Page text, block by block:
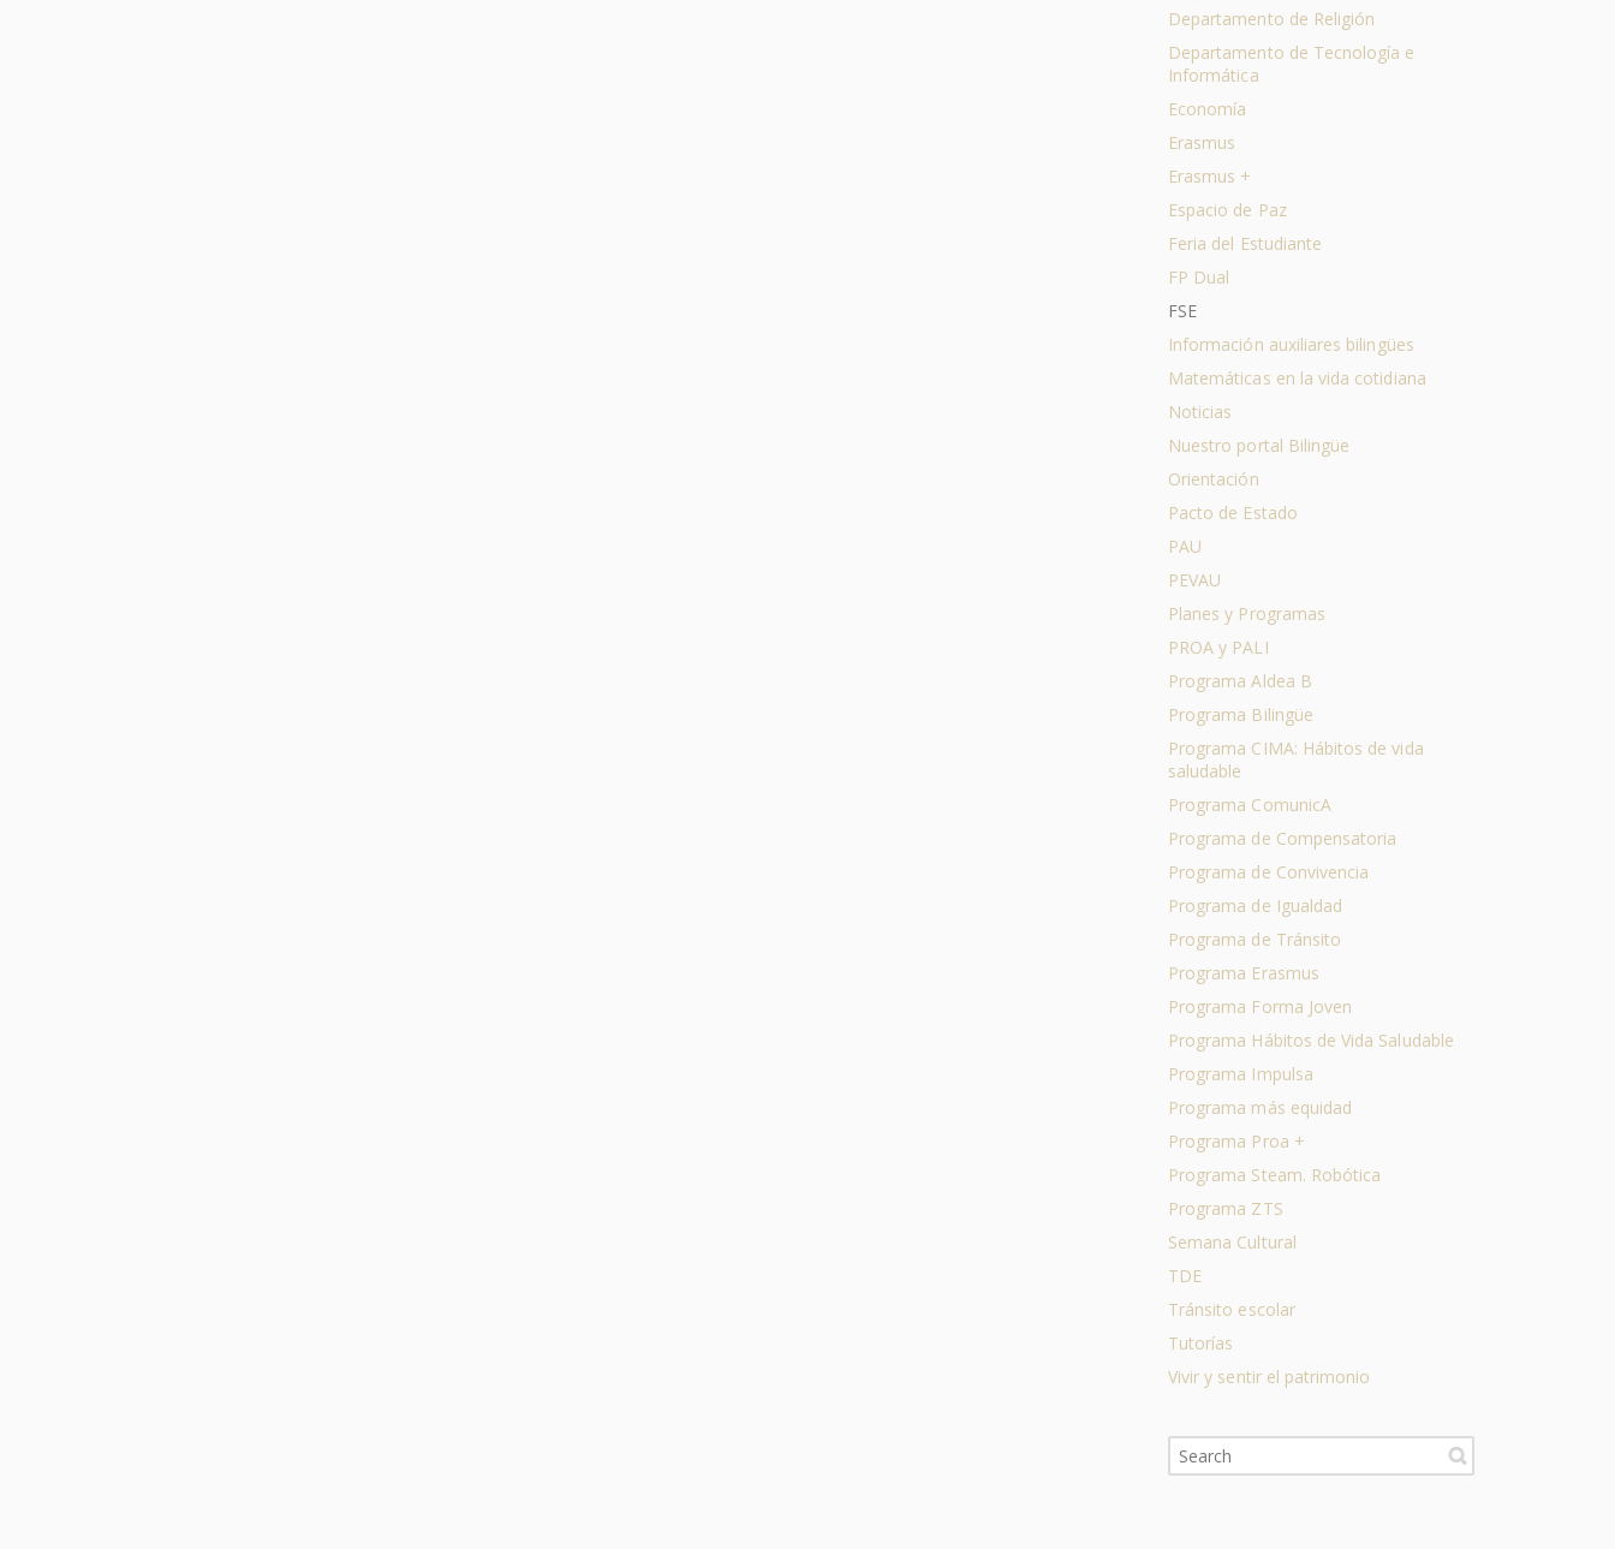
Departamento de Religión
Departamento de Tecnología e
Informática
Economía
Erasmus
Erasmus +
Espacio de Paz
Feria del Estudiante
FP Dual
FSE
Información auxiliares bilingües
Matemáticas en la vida cotidiana
Noticias
Nuestro portal Bilingüe
Orientación
Pacto de Estado
PAU
PEVAU
Planes y Programas
PROA y PALI
Programa Aldea B
Programa Bilingüe
Programa CIMA: Hábitos de vida
saludable
Programa ComunicA
Programa de Compensatoria
Programa de Convivencia
Programa de Igualdad
Programa de Tránsito
Programa Erasmus
Programa Forma Joven
Programa Hábitos de Vida Saludable
Programa Impulsa
Programa más equidad
Programa Proa +
Programa Steam. Robótica
Programa ZTS
Semana Cultural
TDE
Tránsito escolar
Tutorías
Vivir y sentir el patrimonio